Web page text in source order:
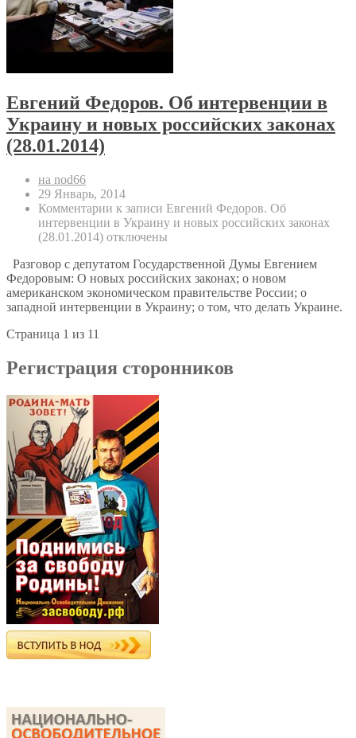
Евгений Федоров. Об интервенции в
Украину и новых российских законах
(28.01.2014)
на nod66
29 Январь, 2014
Комментарии к записи Евгений Федоров. Об
интервенции в Украину и новых российских законах
(28.01.2014) отключены
Разговор с депутатом Государственной Думы Евгением
Федоровым: О новых российских законах; о новом
американском экономическом правительстве России; о
западной интервенции в Украину; о том, что делать Украине.
Страница 1 из 11
Регистрация сторонников